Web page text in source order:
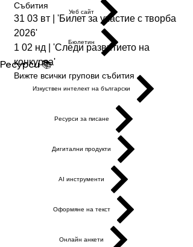
Събития
31 03 вт | 'Билет за участие с творба
2026'
1 02 нд | 'Следи развитието на
конкурса'
Вижте всички групови събития
Уеб сайт
Бюлетин
Ресурси 📚
Изкуствен интелект на български
Ресурси за писане
Дигитални продукти
AI инструменти
Оформяне на текст
Онлайн анкети